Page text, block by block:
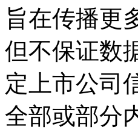
旨在传播更
但不保证数
定上市公司
全部或部分